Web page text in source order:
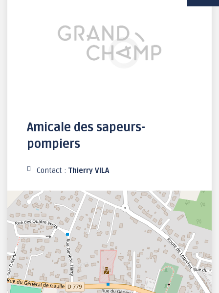
SOCIAL / SOLIDARITÉ
Amicale des sapeurs-
pompiers
Contact : Thierry VILA